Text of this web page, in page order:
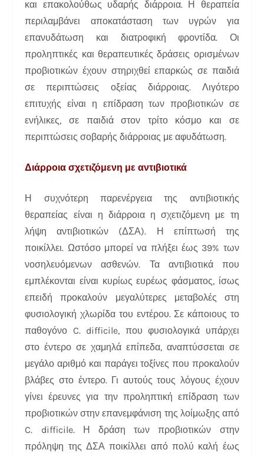
και επακολούθως υδαρής διάρροια. Η θεραπεία
περιλαμβάνει αποκατάσταση των υγρών για
επανυδάτωση και διατροφική φροντίδα. Οι
προληπτικές και θεραπευτικές δράσεις ορισμένων
προβιοτικών έχουν στηριχθεί επαρκώς σε παιδιά
σε περιπτώσεις οξείας διάρροιας. Λιγότερο
επιτυχής είναι η επίδραση των προβιοτικών σε
ενήλικες, σε παιδιά στον τρίτο κόσμο και σε
περιπτώσεις σοβαρής διάρροιας με αφυδάτωση.
Διάρροια σχετιζόμενη με αντιβιοτικά
Η συχνότερη παρενέργεια της αντιβιοτικής
θεραπείας είναι η διάρροια η σχετιζόμενη με τη
λήψη αντιβιοτικών (ΔΣΑ). Η επίπτωσή της
ποικίλλει. Ωστόσο μπορεί να πλήξει έως 39% των
νοσηλευόμενων ασθενών. Τα αντιβιοτικά που
εμπλέκονται είναι κυρίως ευρέως φάσματος, ίσως
επειδή προκαλούν μεγαλύτερες μεταβολές στη
φυσιολογική χλωρίδα του εντέρου. Σε κάποιους το
παθογόνο C. difficile, που φυσιολογικά υπάρχει
στο έντερο σε χαμηλά επίπεδα, αναπτύσσεται σε
μεγάλο αριθμό και παράγει τοξίνες που προκαλούν
βλάβες στο έντερο. Γι αυτούς τους λόγους έχουν
γίνει έρευνες για την προληπτική επίδραση των
προβιοτικών στην επανεμφάνιση της λοίμωξης από
C. difficile. Η δράση των προβιοτικών στην
πρόληψη της ΔΣΑ ποικίλλει από πολύ καλή έως